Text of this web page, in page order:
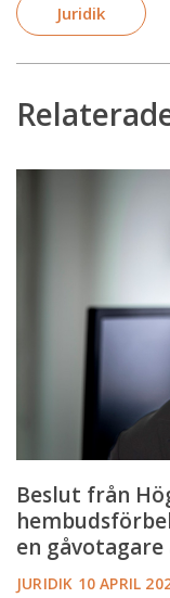
Juridik
Beslut
hembudsförbehåll
när
en
gåvotagare
äger
hela
Beslut från
en
JURIDIK 10 APRIL